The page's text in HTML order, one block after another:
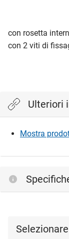
con rosetta
con 2 viti di
Ulteriori
Mostra